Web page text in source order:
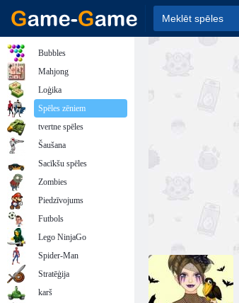
Bubbles
Mahjong
Loģika
Spēles zēniem
tvertne spēles
Šaušana
Sacīkšu spēles
Zombies
Piedzīvojums
Futbols
Lego NinjaGo
Spider-Man
Stratēģija
karš